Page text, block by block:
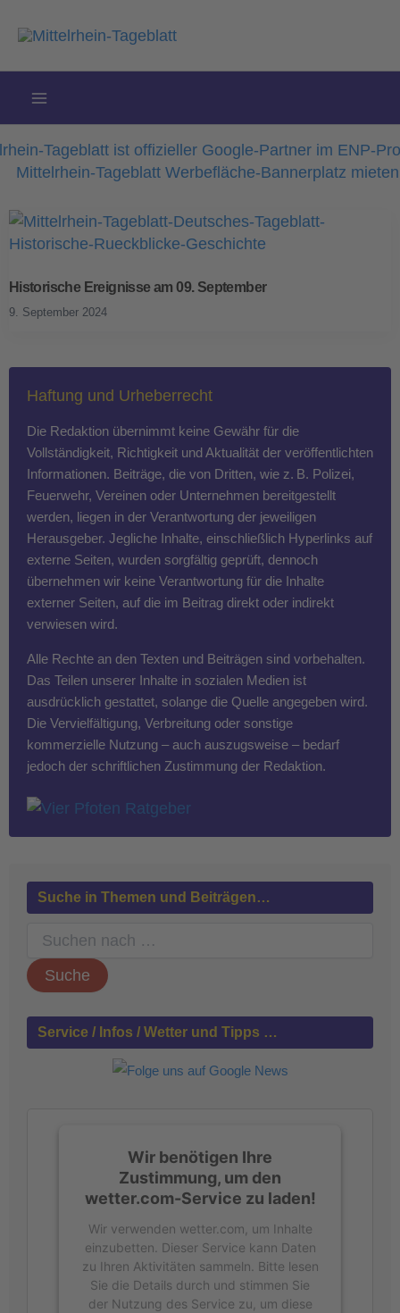
Inhalt
Historische Ereignisse am 09. September
9. September 2024
Haftung und Urheberrecht
Die Redaktion übernimmt keine Gewähr für die
Vollständigkeit, Richtigkeit und Aktualität der veröffentlichten
Informationen. Beiträge, die von Dritten, wie z. B. Polizei,
Feuerwehr, Vereinen oder Unternehmen bereitgestellt
werden, liegen in der Verantwortung der jeweiligen
Herausgeber. Jegliche Inhalte, einschließlich Hyperlinks auf
externe Seiten, wurden sorgfältig geprüft, dennoch
übernehmen wir keine Verantwortung für die Inhalte
externer Seiten, auf die im Beitrag direkt oder indirekt
verwiesen wird.
Alle Rechte an den Texten und Beiträgen sind vorbehalten.
Das Teilen unserer Inhalte in sozialen Medien ist
ausdrücklich gestattet, solange die Quelle angegeben wird.
Die Vervielfältigung, Verbreitung oder sonstige
kommerzielle Nutzung – auch auszugsweise – bedarf
jedoch der schriftlichen Zustimmung der Redaktion.
Suche in Themen und Beiträgen…
c
h
n
Service / Infos / Wetter und Tipps …
Wir benötigen Ihre
Zustimmung, um den
wetter.com-Service zu laden!
Wir verwenden wetter.com, um Inhalte
einzubetten. Dieser Service kann Daten
zu Ihren Aktivitäten sammeln. Bitte lesen
Sie die Details durch und stimmen Sie
der Nutzung des Service zu, um diese